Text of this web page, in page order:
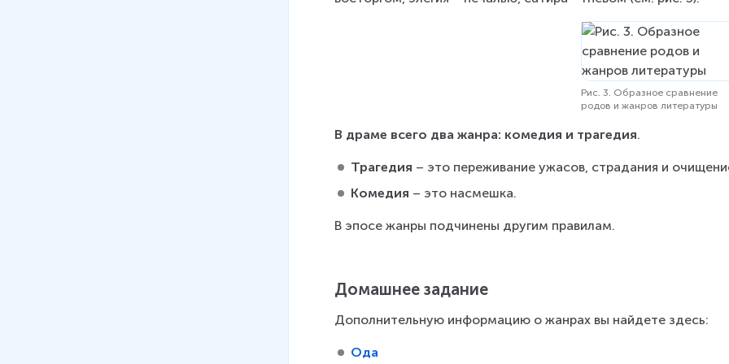
Рис. 3. Образное сравнение
родов и жанров литературы
В драме всего два жанра: комедия и трагедия.
Трагедия – это переживание ужасов, страдания и
Комедия – это насмешка.
В эпосе жанры подчинены другим правилам.
Домашнее задание
Дополнительную информацию о жанрах вы найдете здесь:
Ода